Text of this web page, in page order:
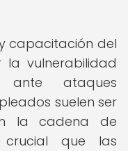
capacitación del
la vulnerabilidad
ataques
suelen ser
la cadena de
que las